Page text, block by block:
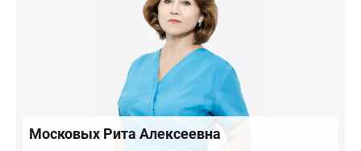
Московых Рита Алексеевна